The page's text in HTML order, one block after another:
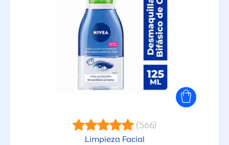
(566)
Limpieza Facial